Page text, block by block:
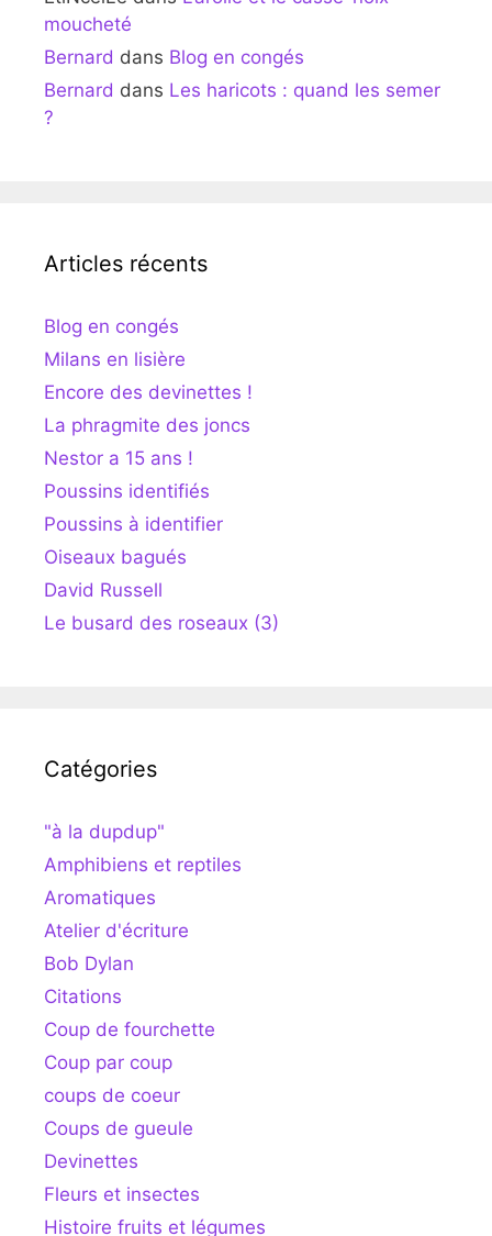
moucheté
Bernard dans Blog en congés
Bernard dans Les haricots : quand les semer
?
Articles récents
Blog en congés
Milans en lisière
Encore des devinettes !
La phragmite des joncs
Nestor a 15 ans !
Poussins identifiés
Poussins à identifier
Oiseaux bagués
David Russell
Le busard des roseaux (3)
Catégories
"à la dupdup"
Amphibiens et reptiles
Aromatiques
Atelier d'écriture
Bob Dylan
Citations
Coup de fourchette
Coup par coup
coups de coeur
Coups de gueule
Devinettes
Fleurs et insectes
Histoire fruits et légumes